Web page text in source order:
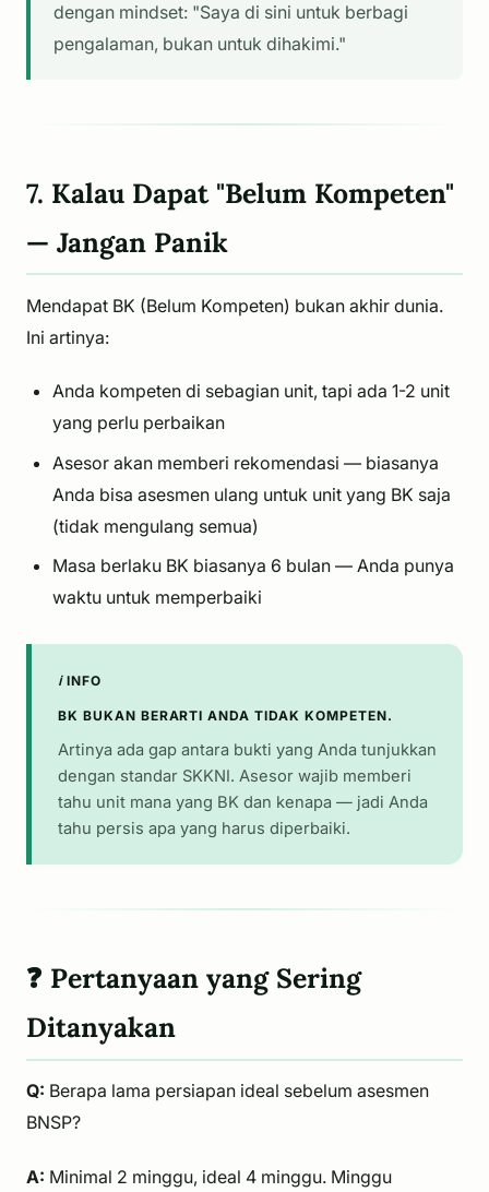
dengan mindset: "Saya di sini untuk berbagi
pengalaman, bukan untuk dihakimi."
7. Kalau Dapat "Belum Kompeten"
— Jangan Panik
Mendapat BK (Belum Kompeten) bukan akhir dunia.
Ini artinya:
Anda kompeten di sebagian unit, tapi ada 1-2 unit
yang perlu perbaikan
Asesor akan memberi rekomendasi — biasanya
Anda bisa asesmen ulang untuk unit yang BK saja
(tidak mengulang semua)
Masa berlaku BK biasanya 6 bulan — Anda punya
waktu untuk memperbaiki
ℹ️ INFO
BK BUKAN BERARTI ANDA TIDAK KOMPETEN.
Artinya ada gap antara bukti yang Anda tunjukkan
dengan standar SKKNI. Asesor wajib memberi
tahu unit mana yang BK dan kenapa — jadi Anda
tahu persis apa yang harus diperbaiki.
❓ Pertanyaan yang Sering
Ditanyakan
Q: Berapa lama persiapan ideal sebelum asesmen
BNSP?
A: Minimal 2 minggu, ideal 4 minggu. Minggu